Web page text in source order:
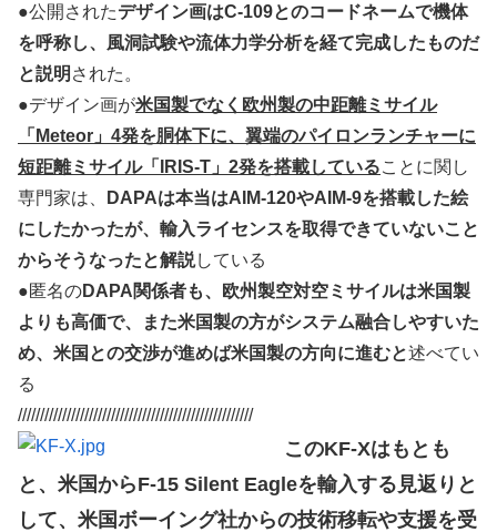
●公開されたデザイン画はC-109とのコードネームで機体
を呼称し、風洞試験や流体力学分析を経て完成したものだ
と説明 された。
●デザイン画が米国製でなく欧州製の中距離ミサイル
「Meteor」4発を胴体下に、翼端のパイロンランチャーに
短距離ミサイル「IRIS-T」2発を搭載していることに関し
専門家は、
DAPAは本当はAIM-120やAIM-9を搭載した絵
にしたかったが、輸入ライセンスを取得できていないこと
からそうなったと解説している
●匿名のDAPA関係者も、欧州製空対空ミサイルは米国製
よりも高価で、また米国製の方がシステム融合しやすいた
め、米国との交渉が進めば米国製の方向に進むと述べてい
る
/////////////////////////////////////////////////////
このKF-Xはもとも
と、米国からF-15 Silent Eagleを輸入する見返りと
して、米国ボーイング社からの技術移転や支援を受